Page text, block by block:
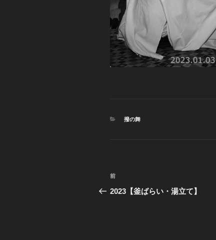
カ
撥の舞
投
稿
前
の
前
2023【釜ばらい・湯立て】